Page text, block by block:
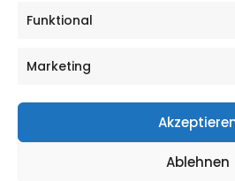
Funktional
Marketing
Ablehnen
Impressum
Cookie Richtlinie
CITYLIFE! BEI